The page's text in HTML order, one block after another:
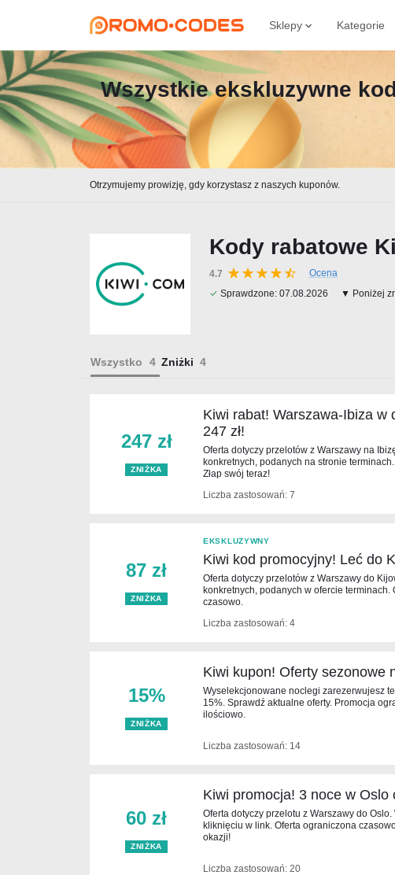
Sklepy Kategorie
Wszystkie ekskluzywne
Otrzymujemy prowizję, gdy korzystasz z naszych kuponów.
Kody rabatowe
4.7
Ocena
✓ Sprawdzone: 07.08.2026 ▼ Poniżej
Wszystko Zniżki
247 zł
ZNIŻKA
Kiwi rabat! Warszawa-Ibiza w
247 zł!
Oferta dotyczy przelotów z Warszawy na
konkretnych, podanych na stronie
Złap swój teraz!
Liczba zastosowań: 7
87 zł
ZNIŻKA
EKSKLUZYWNY
Kiwi kod promocyjny! Leć do
Oferta dotyczy przelotów z Warszawy do
konkretnych, podanych w ofercie terminach.
czasowo.
Liczba zastosowań: 4
15%
ZNIŻKA
Kiwi kupon! Oferty sezonowe
Wyselekcjonowane noclegi zarezerwujesz
15%. Sprawdź aktualne oferty. Promocja
ilościowo.
Liczba zastosowań: 14
60 zł
ZNIŻKA
Kiwi promocja! 3 noce w Oslo
Oferta dotyczy przelotu z Warszawy do Oslo.
kliknięciu w link. Oferta ograniczona
okazji!
Liczba zastosowań: 20